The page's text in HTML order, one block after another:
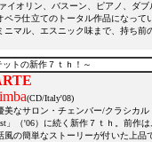
イオリン、バスーン、ピアノ、ダ
ペラ仕立てのトータル作品になっ
ニマル、エスニック味まで、持ち
トの新作７ｔｈ！～
(CD/Italy'08)
美なサロン・チェンバー/クラシカ
」（'06）に続く新作７ｔｈ。前作
風の簡単なストーリーが付いた上